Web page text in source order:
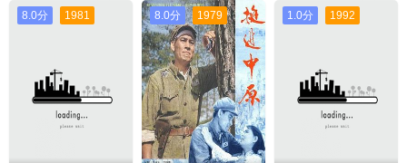
8.0分 1981 8.0分 1979 1.0分 1992